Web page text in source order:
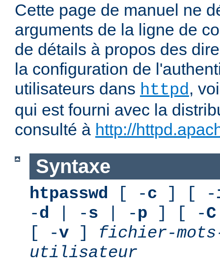
Cette page de manuel ne
arguments de la ligne de
de détails à propos des
la configuration de
utilisateurs dans httpd,
qui est fourni avec la
consulté à http://
Syntaxe
htpasswd [ -c ] [ -
-d | -s | -p ] [ -C
[ -v ] fichier-
utilisateur